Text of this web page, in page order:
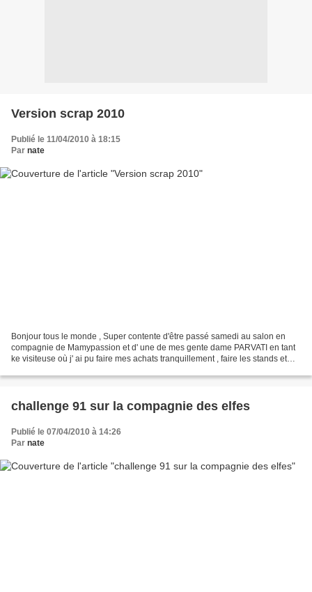
Version scrap 2010
Publié le 11/04/2010 à 18:15
Par nate
Bonjour tous le monde , Super contente d'être passé samedi au salon en
compagnie de Mamypassion et d' une de mes gente dame PARVATI en tant
ke visiteuse où j' ai pu faire mes achats tranquillement , faire les stands et
challenge 91 sur la compagnie des elfes
Publié le 07/04/2010 à 14:26
Par nate